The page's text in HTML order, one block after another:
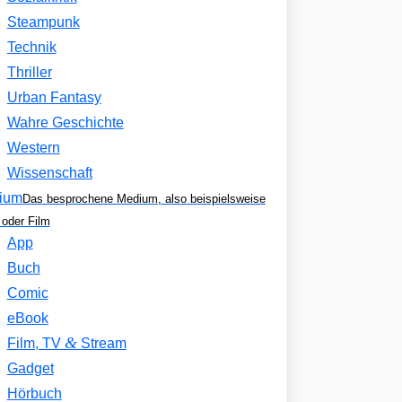
Steampunk
Technik
Thriller
Urban Fantasy
Wahre Geschichte
Western
Wissenschaft
Das besprochene Medium, also beispielsweise
Film
App
Buch
Comic
eBook
Film, TV &Stream
Gadget
Hörbuch